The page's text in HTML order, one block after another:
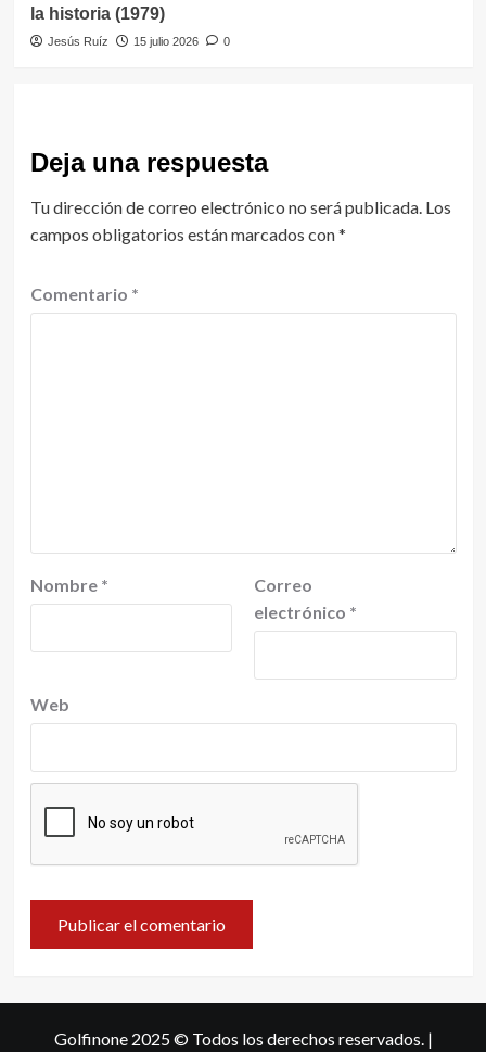
la historia (1979)
Jesús Ruíz 15 julio 2026 0
Deja una respuesta
Tu dirección de correo electrónico no será publicada. Los
campos obligatorios están marcados con*
Comentario *
Nombre *
Correo
electrónico *
Web
Golfinone 2025 © Todos los derechos reservados. |